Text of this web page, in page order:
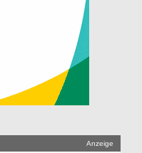
Anzeige